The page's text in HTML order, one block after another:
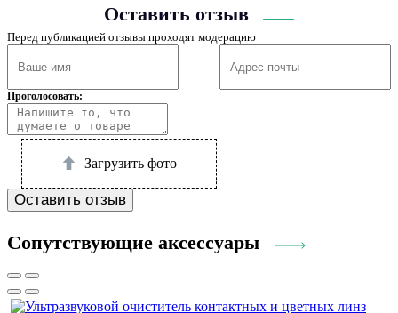
Оставить отзыв
Перед публикацией отзывы проходят модерацию
Проголосовать:
Загрузить фото
Оставить отзыв
Сопутствующие аксессуары